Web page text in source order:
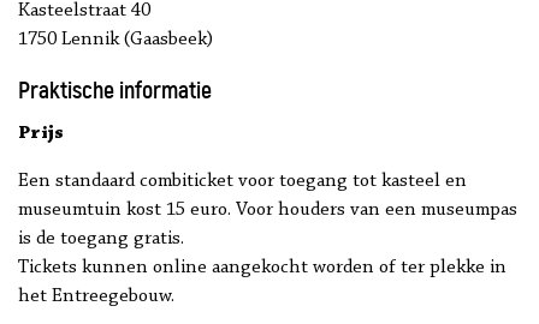
Kasteelstraat 40
1750 Lennik (Gaasbeek)
Praktische informatie
Prijs
Een standaard combiticket voor toegang tot kasteel en
museumtuin kost 15 euro. Voor houders van een museumpas
is de toegang gratis.
Tickets kunnen online aangekocht worden of ter plekke in
het Entreegebouw.